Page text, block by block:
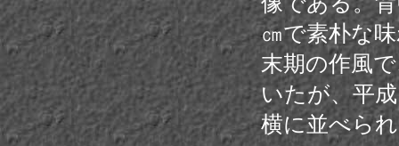
㎝で素朴な
末期の作風
いたが、平
横に並べら